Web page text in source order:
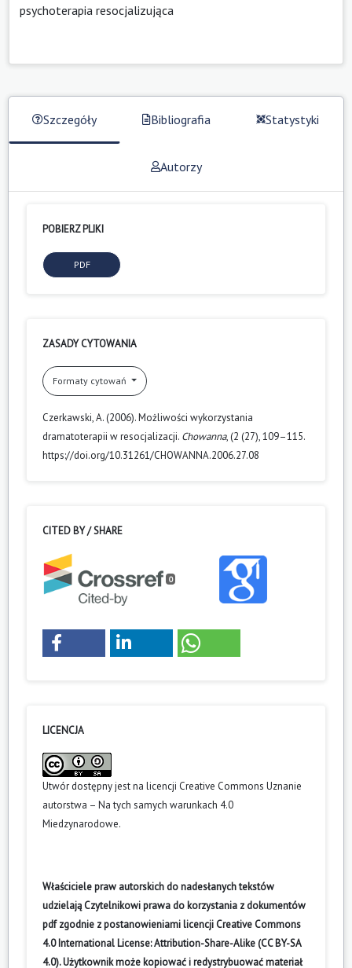
psychoterapia resocjalizująca
Szczegóły Bibliografia Statystyki
Autorzy
POBIERZ PLIKI
PDF
ZASADY CYTOWANIA
Formaty cytowań
Czerkawski, A. (2006). Możliwości wykorzystania
dramatoterapii w resocjalizacji. Chowanna, (2 (27), 109–115.
https://doi.org/10.31261/CHOWANNA.2006.27.08
CITED BY / SHARE
0
LICENCJA
Utwór dostępny jest na licencji Creative Commons Uznanie
autorstwa – Na tych samych warunkach 4.0
Miedzynarodowe.
Właściciele praw autorskich do nadesłanych tekstów
udzielają Czytelnikowi prawa do korzystania z dokumentów
pdf zgodnie z postanowieniami licencji Creative Commons
4.0 International License: Attribution-Share-Alike (CC BY-SA
4.0). Użytkownik może kopiować i redystrybuować materiał